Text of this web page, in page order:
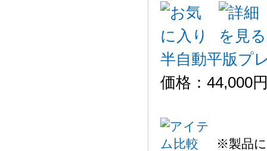
半自動平版プ
価格： 44,000
※製品